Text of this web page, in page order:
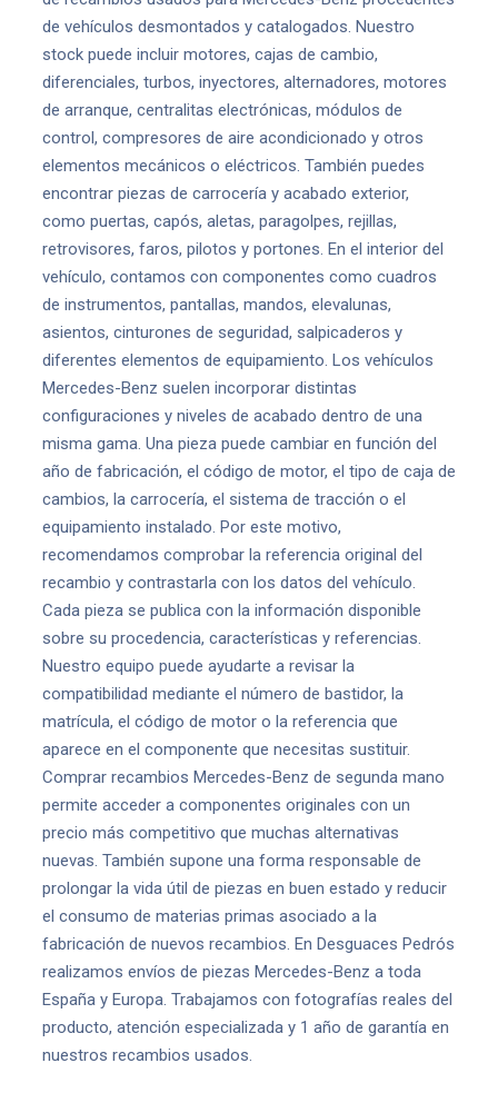
de vehículos desmontados y catalogados. Nuestro
stock puede incluir motores, cajas de cambio,
diferenciales, turbos, inyectores, alternadores, motores
de arranque, centralitas electrónicas, módulos de
control, compresores de aire acondicionado y otros
elementos mecánicos o eléctricos. También puedes
encontrar piezas de carrocería y acabado exterior,
como puertas, capós, aletas, paragolpes, rejillas,
retrovisores, faros, pilotos y portones. En el interior del
vehículo, contamos con componentes como cuadros
de instrumentos, pantallas, mandos, elevalunas,
asientos, cinturones de seguridad, salpicaderos y
diferentes elementos de equipamiento. Los vehículos
Mercedes-Benz suelen incorporar distintas
configuraciones y niveles de acabado dentro de una
misma gama. Una pieza puede cambiar en función del
año de fabricación, el código de motor, el tipo de caja de
cambios, la carrocería, el sistema de tracción o el
equipamiento instalado. Por este motivo,
recomendamos comprobar la referencia original del
recambio y contrastarla con los datos del vehículo.
Cada pieza se publica con la información disponible
sobre su procedencia, características y referencias.
Nuestro equipo puede ayudarte a revisar la
compatibilidad mediante el número de bastidor, la
matrícula, el código de motor o la referencia que
aparece en el componente que necesitas sustituir.
Comprar recambios Mercedes-Benz de segunda mano
permite acceder a componentes originales con un
precio más competitivo que muchas alternativas
nuevas. También supone una forma responsable de
prolongar la vida útil de piezas en buen estado y reducir
el consumo de materias primas asociado a la
fabricación de nuevos recambios. En Desguaces Pedrós
realizamos envíos de piezas Mercedes-Benz a toda
España y Europa. Trabajamos con fotografías reales del
producto, atención especializada y 1 año de garantía en
nuestros recambios usados.